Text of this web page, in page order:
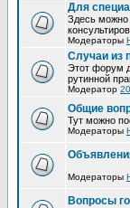
Для
Здесь можно
Модераторы
Случаи из
Этот форум
рутинной
Модератор
Общие
Тут можно
Модераторы
Модераторы
Вопросы